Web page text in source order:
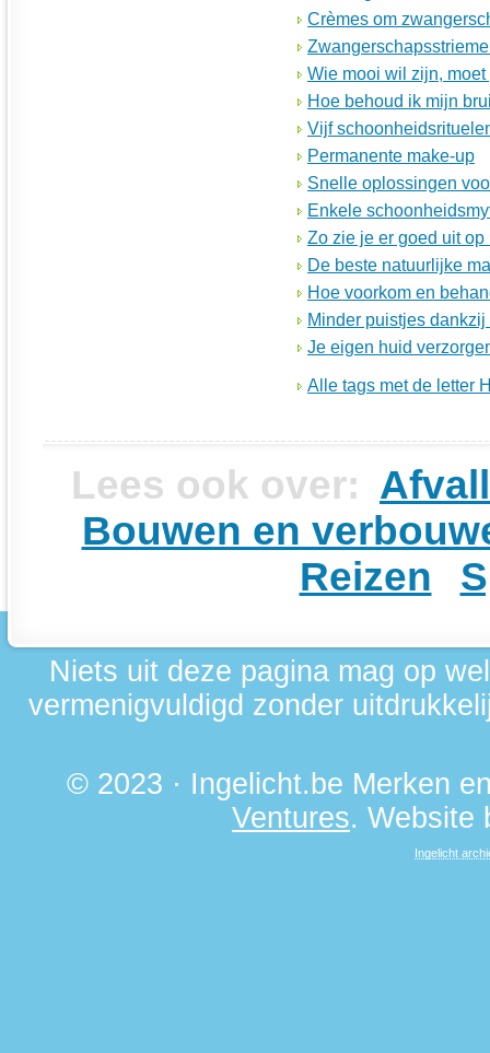
Crèmes om
Wie mooi wil zijn,
Hoe behoud ik mijn
Vijf
Permanente make-up
Snelle oplossingen
Enkele
Zo zie je er goed uit op
De beste natuurlijke
Hoe voorkom en
Minder puistjes
Je eigen huid
Alle tags met de letter
Lees ook over:
Bouwen en
Reizen
Niets uit deze pagina mag op
vermenigvuldigd zonder
© 2023 · Ingelicht.be Merken
Ventures. Website
Ingelicht